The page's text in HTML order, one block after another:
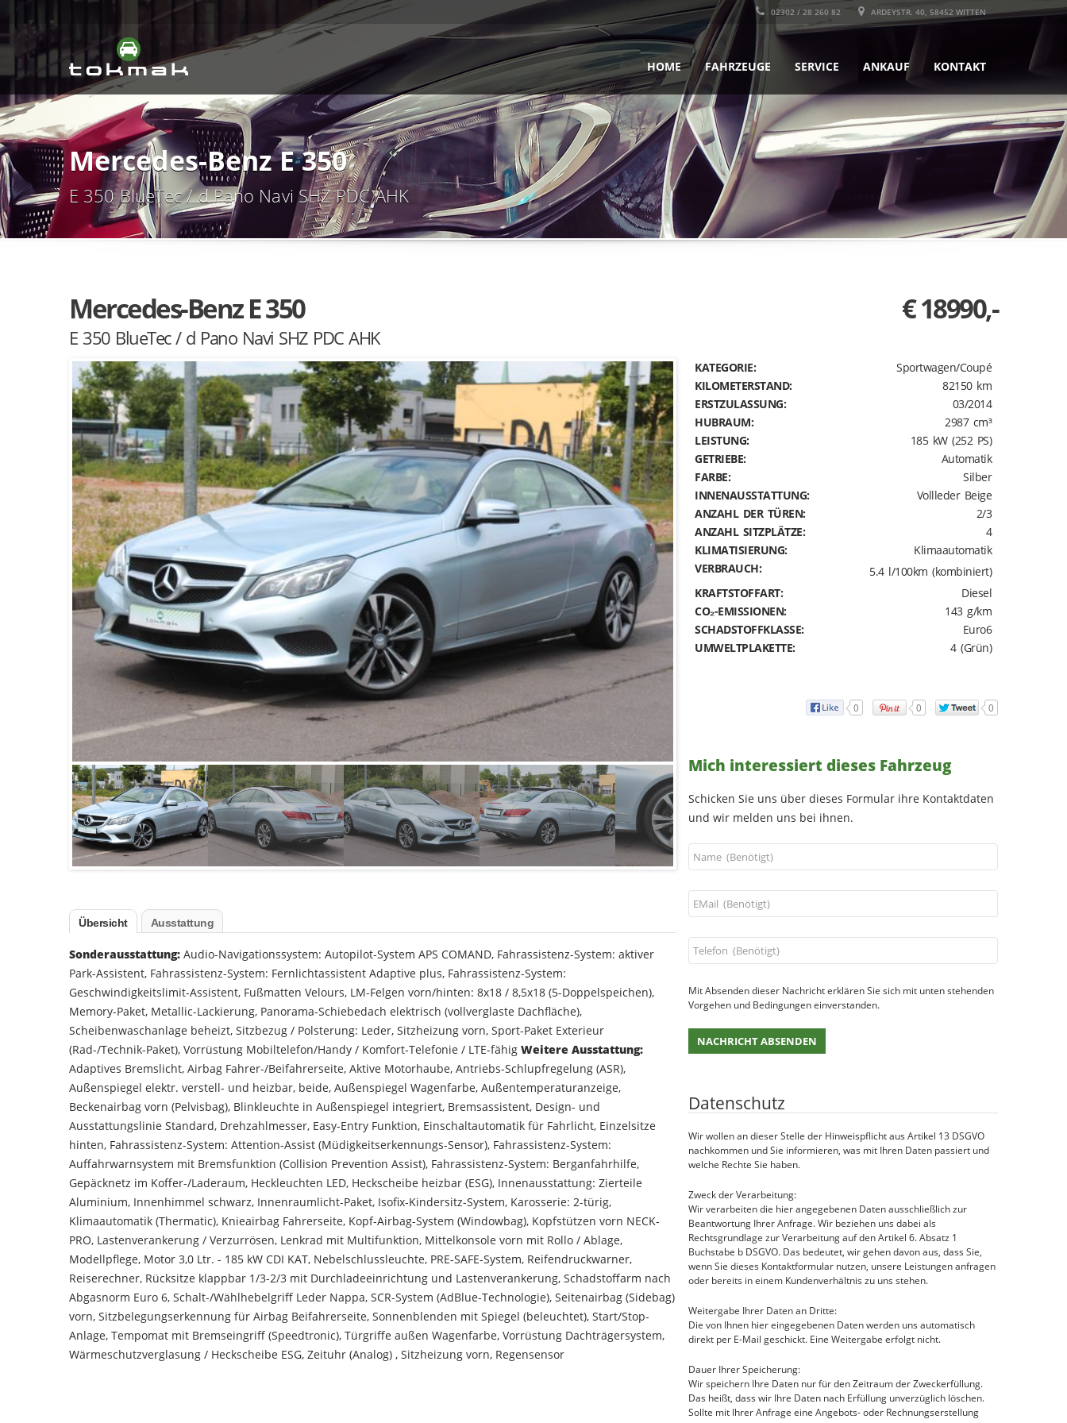
02302 / 28 260 82 ARDEYSTR. 40, 58452 WITTEN
HOME FAHRZEUGE SERVICE ANKAUF KONTAKT
Mercedes-Benz E 350
E 350 BlueTec / d Pano Navi SHZ PDC AHK
Mercedes-Benz E 350
E 350 BlueTec / d Pano Navi SHZ PDC AHK
€ 18990,-
Übersicht Ausstattung
Sonderausstattung: Audio-Navigationssystem: Autopilot-System APS COMAND, Fahrassistenz-System: aktiver
Park-Assistent, Fahrassistenz-System: Fernlichtassistent Adaptive plus, Fahrassistenz-System:
Geschwindigkeitslimit-Assistent, Fußmatten Velours, LM-Felgen vorn/hinten: 8x18 / 8,5x18 (5-Doppelspeichen),
Memory-Paket, Metallic-Lackierung, Panorama-Schiebedach elektrisch (vollverglaste Dachfläche),
Scheibenwaschanlage beheizt, Sitzbezug / Polsterung: Leder, Sitzheizung vorn, Sport-Paket Exterieur
(Rad-/Technik-Paket), Vorrüstung Mobiltelefon/Handy / Komfort-Telefonie / LTE-fähig Weitere Ausstattung:
Adaptives Bremslicht, Airbag Fahrer-/Beifahrerseite, Aktive Motorhaube, Antriebs-Schlupfregelung (ASR),
Außenspiegel elektr. verstell- und heizbar, beide, Außenspiegel Wagenfarbe, Außentemperaturanzeige,
Beckenairbag vorn (Pelvisbag), Blinkleuchte in Außenspiegel integriert, Bremsassistent, Design- und
Ausstattungslinie Standard, Drehzahlmesser, Easy-Entry Funktion, Einschaltautomatik für Fahrlicht, Einzelsitze
hinten, Fahrassistenz-System: Attention-Assist (Müdigkeitserkennungs-Sensor), Fahrassistenz-System:
Auffahrwarnsystem mit Bremsfunktion (Collision Prevention Assist), Fahrassistenz-System: Berganfahrhilfe,
Gepäcknetz im Koffer-/Laderaum, Heckleuchten LED, Heckscheibe heizbar (ESG), Innenausstattung: Zierteile
Aluminium, Innenhimmel schwarz, Innenraumlicht-Paket, Isofix-Kindersitz-System, Karosserie: 2-türig,
Klimaautomatik (Thermatic), Knieairbag Fahrerseite, Kopf-Airbag-System (Windowbag), Kopfstützen vorn NECK-
PRO, Lastenverankerung / Verzurrösen, Lenkrad mit Multifunktion, Mittelkonsole vorn mit Rollo / Ablage,
Modellpflege, Motor 3,0 Ltr. - 185 kW CDI KAT, Nebelschlussleuchte, PRE-SAFE-System, Reifendruckwarner,
Reiserechner, Rücksitze klappbar 1/3-2/3 mit Durchladeeinrichtung und Lastenverankerung, Schadstoffarm nach
Abgasnorm Euro 6, Schalt-/Wählhebelgriff Leder Nappa, SCR-System (AdBlue-Technologie), Seitenairbag (Sidebag)
vorn, Sitzbelegungserkennung für Airbag Beifahrerseite, Sonnenblenden mit Spiegel (beleuchtet), Start/Stop-
Anlage, Tempomat mit Bremseingriff (Speedtronic), Türgriffe außen Wagenfarbe, Vorrüstung Dachträgersystem,
Wärmeschutzverglasung / Heckscheibe ESG, Zeituhr (Analog) , Sitzheizung vorn, Regensensor
KATEGORIE:
Sportwagen/Coupé
KILOMETERSTAND:
82150 km
ERSTZULASSUNG:
03/2014
HUBRAUM:
2987 cm³
LEISTUNG:
185 kW (252 PS)
GETRIEBE:
Automatik
FARBE:
Silber
INNENAUSSTATTUNG:
Vollleder Beige
ANZAHL DER TÜREN:
2/3
ANZAHL SITZPLÄTZE:
4
KLIMATISIERUNG:
Klimaautomatik
VERBRAUCH:
5.4 l/100km (kombiniert)
KRAFTSTOFFART:
Diesel
CO₂-EMISSIONEN:
143 g/km
SCHADSTOFFKLASSE:
Euro6
UMWELTPLAKETTE:
4 (Grün)
0 0 0
Mich interessiert dieses Fahrzeug
Schicken Sie uns über dieses Formular ihre Kontaktdaten
und wir melden uns bei ihnen.
Mit Absenden dieser Nachricht erklären Sie sich mit unten stehenden
Vorgehen und Bedingungen einverstanden.
Datenschutz
Wir wollen an dieser Stelle der Hinweispflicht aus Artikel 13 DSGVO
nachkommen und Sie informieren, was mit Ihren Daten passiert und
welche Rechte Sie haben.
Zweck der Verarbeitung:
Wir verarbeiten die hier angegebenen Daten ausschließlich zur
Beantwortung Ihrer Anfrage. Wir beziehen uns dabei als
Rechtsgrundlage zur Verarbeitung auf den Artikel 6. Absatz 1
Buchstabe b DSGVO. Das bedeutet, wir gehen davon aus, dass Sie,
wenn Sie dieses Kontaktformular nutzen, unsere Leistungen anfragen
oder bereits in einem Kundenverhältnis zu uns stehen.
Weitergabe Ihrer Daten an Dritte:
Die von Ihnen hier eingegebenen Daten werden uns automatisch
direkt per E-Mail geschickt. Eine Weitergabe erfolgt nicht.
Dauer Ihrer Speicherung:
Wir speichern Ihre Daten nur für den Zeitraum der Zweckerfüllung.
Das heißt, dass wir Ihre Daten nach Erfüllung unverzüglich löschen.
Sollte mit Ihrer Anfrage eine Angebots- oder Rechnungserstellung